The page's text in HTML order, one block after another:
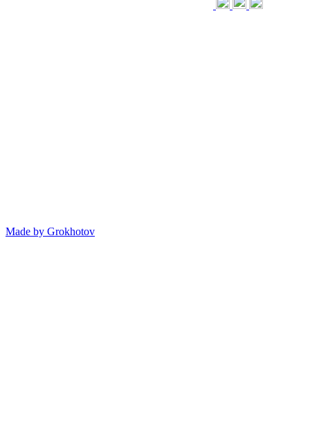
Made by Grokhotov